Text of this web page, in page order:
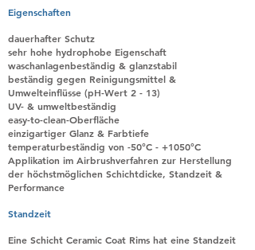
Eigenschaften
dauerhafter Schutz
sehr hohe hydrophobe Eigenschaft
waschanlagenbeständig & glanzstabil
beständig gegen Reinigungsmittel &
Umwelteinflüsse (pH-Wert 2 - 13)
UV- & umweltbeständig
easy-to-clean-Oberfläche
einzigartiger Glanz & Farbtiefe
temperaturbeständig von -50°C - +1050°C
Applikation im Airbrushverfahren zur Herstellung
der höchstmöglichen Schichtdicke, Standzeit &
Performance
Standzeit
Eine Schicht Ceramic Coat Rims hat eine Standzeit